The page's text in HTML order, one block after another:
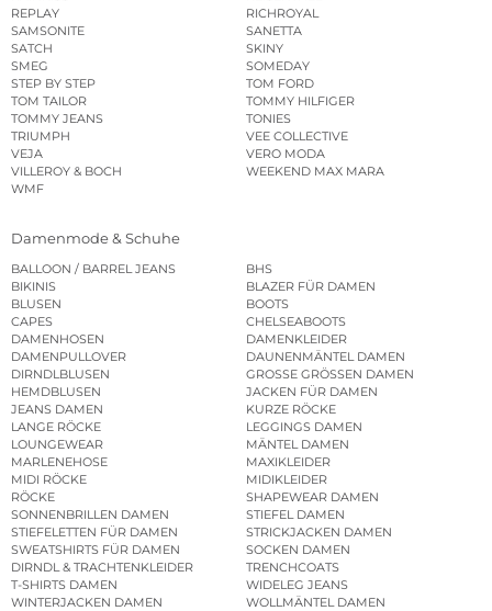
REPLAY
RICHROYAL
SAMSONITE
SANETTA
SATCH
SKINY
SMEG
SOMEDAY
STEP BY STEP
TOM FORD
TOM TAILOR
TOMMY HILFIGER
TOMMY JEANS
TONIES
TRIUMPH
VEE COLLECTIVE
VEJA
VERO MODA
VILLEROY & BOCH
WEEKEND MAX MARA
WMF
Damenmode & Schuhe
BALLOON / BARREL JEANS
BHS
BIKINIS
BLAZER FÜR DAMEN
BLUSEN
BOOTS
CAPES
CHELSEABOOTS
DAMENHOSEN
DAMENKLEIDER
DAMENPULLOVER
DAUNENMÄNTEL DAMEN
DIRNDLBLUSEN
GROSSE GRÖSSEN DAMEN
HEMDBLUSEN
JACKEN FÜR DAMEN
JEANS DAMEN
KURZE RÖCKE
LANGE RÖCKE
LEGGINGS DAMEN
LOUNGEWEAR
MÄNTEL DAMEN
MARLENEHOSE
MAXIKLEIDER
MIDI RÖCKE
MIDIKLEIDER
RÖCKE
SHAPEWEAR DAMEN
SONNENBRILLEN DAMEN
STIEFEL DAMEN
STIEFELETTEN FÜR DAMEN
STRICKJACKEN DAMEN
SWEATSHIRTS FÜR DAMEN
SOCKEN DAMEN
DIRNDL & TRACHTENKLEIDER
TRENCHCOATS
T-SHIRTS DAMEN
WIDELEG JEANS
WINTERJACKEN DAMEN
WOLLMÄNTEL DAMEN